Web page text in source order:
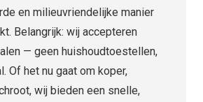
en milieuvriendelijke manier
Belangrijk: wij accepteren
— geen huishoudtoestellen,
Of het nu gaat om koper,
wij bieden een snelle,